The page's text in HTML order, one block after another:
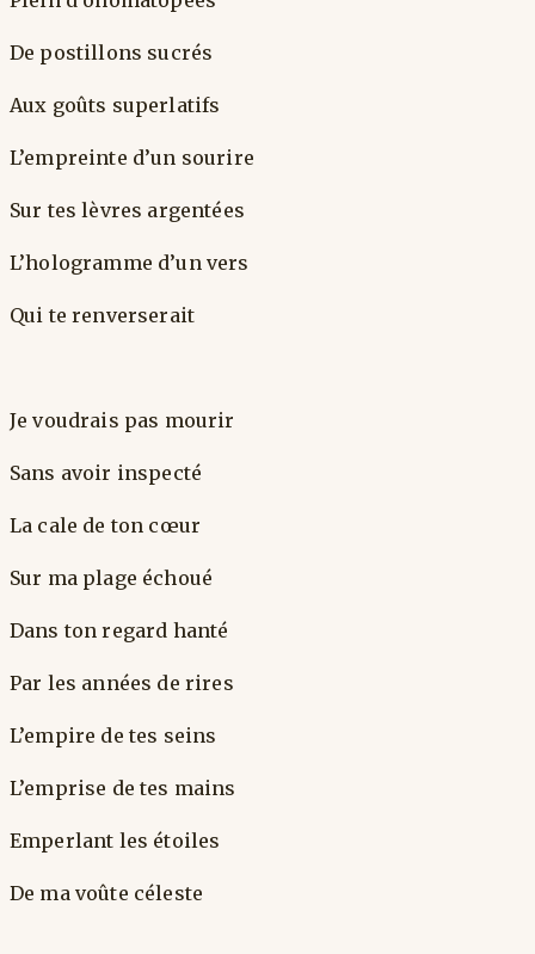
De postillons sucrés
Aux goûts superlatifs
L’empreinte d’un sourire
Sur tes lèvres argentées
L’hologramme d’un vers
Qui te renverserait
Je voudrais pas mourir
Sans avoir inspecté
La cale de ton cœur
Sur ma plage échoué
Dans ton regard hanté
Par les années de rires
L’empire de tes seins
L’emprise de tes mains
Emperlant les étoiles
De ma voûte céleste